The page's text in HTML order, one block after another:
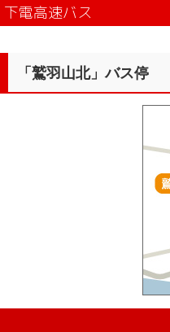
下電高速バス
「鷲羽山北」バス停